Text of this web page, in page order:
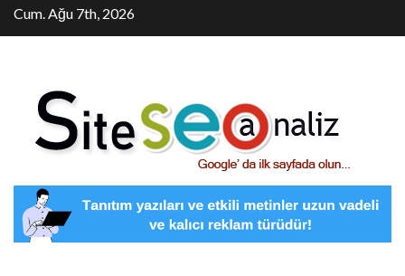
Skip
to
Cum. Ağu 7th, 2026